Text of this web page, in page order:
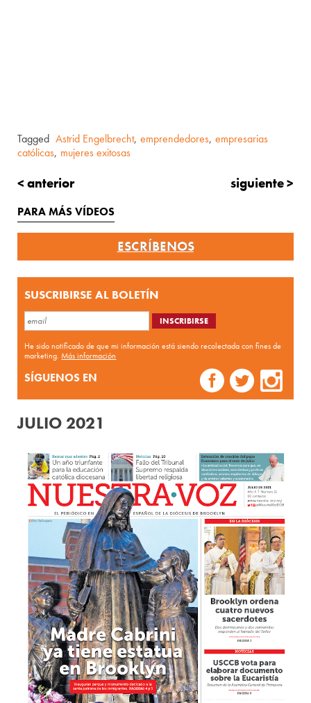
Tagged Astrid Engelbrecht, emprendedores, empresarias
católicas, mujeres exitosas
< anterior siguiente >
PARA MÁS VÍDEOS
ESCRÍBENOS
SUSCRIBIRSE AL BOLETÍN
He sido notificado de que mi información está siendo recolectada con fines de
marketing.Más información
SÍGUENOS EN
JULIO 2021